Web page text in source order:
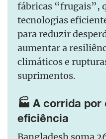
fábricas “frugais”,
tecnologias
para reduzir
aumentar a
climáticos e
suprimentos.
🏭 A corrida
eficiência
Bangladesh soma